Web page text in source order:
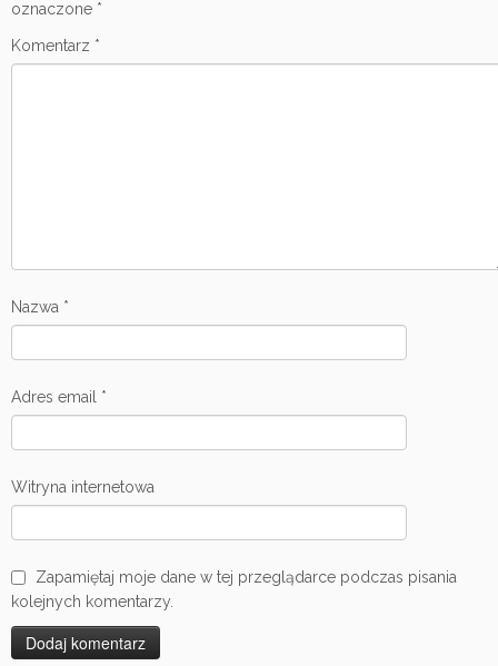
oznaczone *
Komentarz *
Nazwa *
Adres email *
Witryna internetowa
Zapamiętaj moje dane w tej przeglądarce podczas pisania
kolejnych komentarzy.